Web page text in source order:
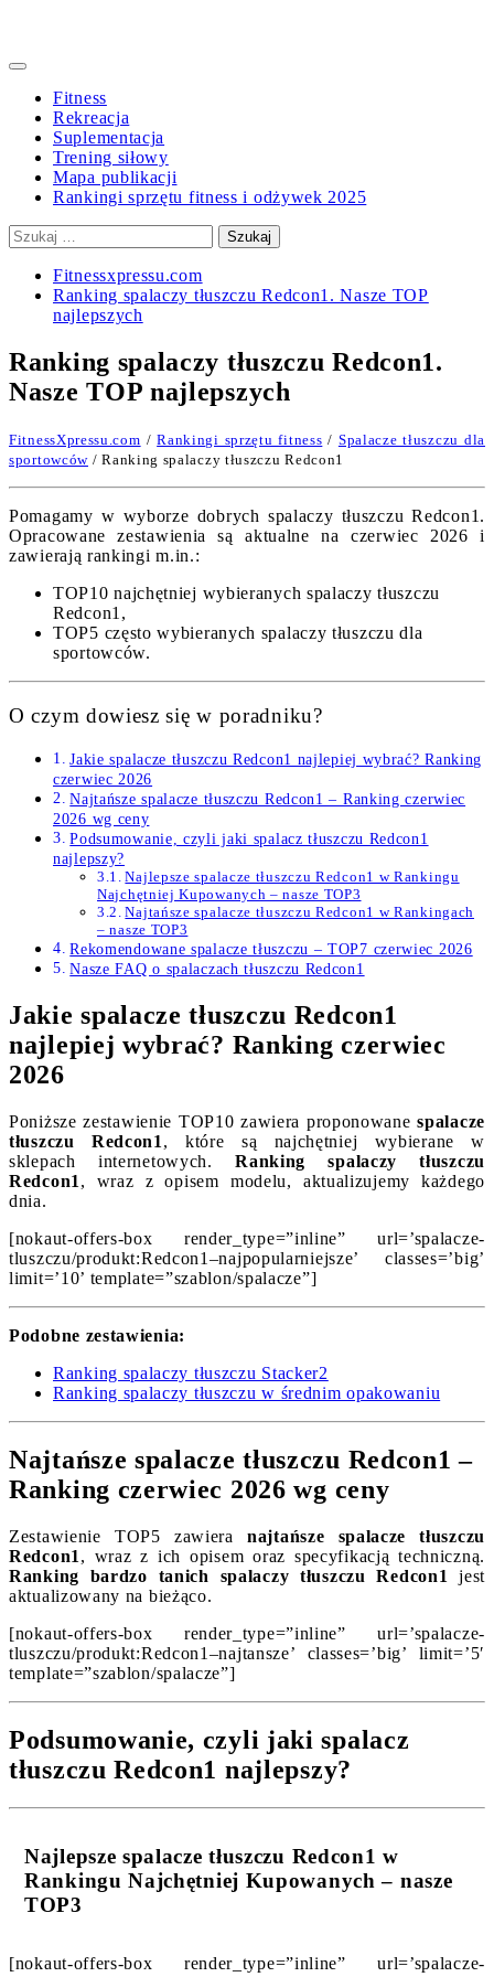
Primary
Fitness
Rekreacja
Suplementacja
Trening siłowy
Mapa publikacji
Rankingi sprzętu fitness i odżywek 2025
Szukaj:
Fitnessxpressu.com
Ranking spalaczy tłuszczu Redcon1. Nasze TOP
najlepszych
Ranking spalaczy tłuszczu Redcon1.
Nasze TOP najlepszych
FitnessXpressu.com /Rankingi sprzętu fitness / Spalacze tłuszczu dla
sportowców / Ranking spalaczy tłuszczu Redcon1
Pomagamy w wyborze dobrych spalaczy tłuszczu Redcon1.
Opracowane zestawienia są aktualne na czerwiec 2026 i
zawierają rankingi m.in.:
TOP10 najchętniej wybieranych spalaczy tłuszczu
Redcon1,
TOP5 często wybieranych spalaczy tłuszczu dla
sportowców.
O czym dowiesz się w poradniku?
Jakie spalacze tłuszczu Redcon1 najlepiej wybrać? Ranking
czerwiec 2026
Najtańsze spalacze tłuszczu Redcon1 – Ranking czerwiec
2026 wg ceny
Podsumowanie, czyli jaki spalacz tłuszczu Redcon1
najlepszy?
Najlepsze spalacze tłuszczu Redcon1 w Rankingu
Najchętniej Kupowanych – nasze TOP3
Najtańsze spalacze tłuszczu Redcon1 w Rankingach
– nasze TOP3
Rekomendowane spalacze tłuszczu – TOP7 czerwiec 2026
Nasze FAQ o spalaczach tłuszczu Redcon1
Jakie spalacze tłuszczu Redcon1
najlepiej wybrać? Ranking czerwiec
2026
Poniższe zestawienie TOP10 zawiera proponowanespalacze
tłuszczu Redcon1 , które są najchętniej wybierane w
sklepach internetowych.Ranking spalaczy tłuszczu
Redcon1 , wraz z opisem modelu, aktualizujemy każdego
dnia.
[nokaut-offers-box render_type=”inline” url=’spalacze-
tluszczu/produkt:Redcon1–najpopularniejsze’ classes=’big’
limit=’10’ template=”szablon/spalacze”]
Podobne zestawienia:
Ranking spalaczy tłuszczu Stacker2
Ranking spalaczy tłuszczu w średnim opakowaniu
Najtańsze spalacze tłuszczu Redcon1 –
Ranking czerwiec 2026 wg ceny
Zestawienie TOP5 zawieranajtańsze spalacze tłuszczu
Redcon1 , wraz z ich opisem oraz specyfikacją techniczną.
Ranking bardzo tanich spalaczy tłuszczu Redcon1
jest
aktualizowany na bieżąco.
[nokaut-offers-box render_type=”inline” url=’spalacze-
tluszczu/produkt:Redcon1–najtansze’ classes=’big’ limit=’5′
template=”szablon/spalacze”]
Podsumowanie, czyli jaki spalacz
tłuszczu Redcon1 najlepszy?
Najlepsze spalacze tłuszczu Redcon1 w
Rankingu Najchętniej Kupowanych – nasze
TOP3
[nokaut-offers-box render_type=”inline” url=’spalacze-